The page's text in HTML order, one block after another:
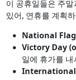
이 공휴일들은 주
있어, 연휴를 계획
National
Victory Day
일에 휴가를
International